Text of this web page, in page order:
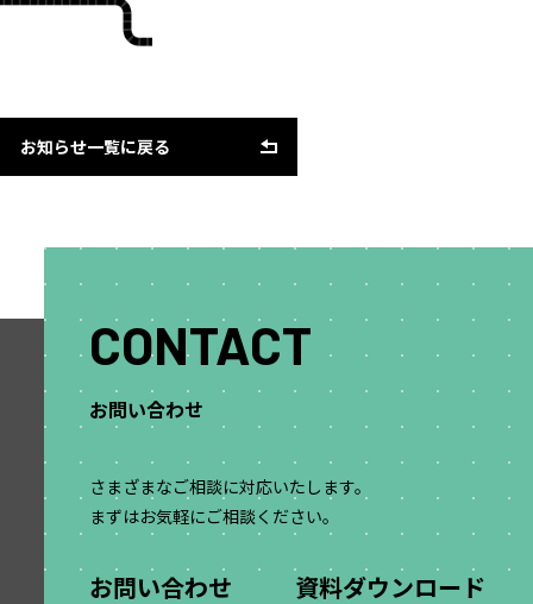
お知らせ一覧に戻る
CONTACT
お問い合わせ
さまざまなご相談に対応いたします。
まずはお気軽にご相談ください。
お問い合わせ 資料ダウンロード